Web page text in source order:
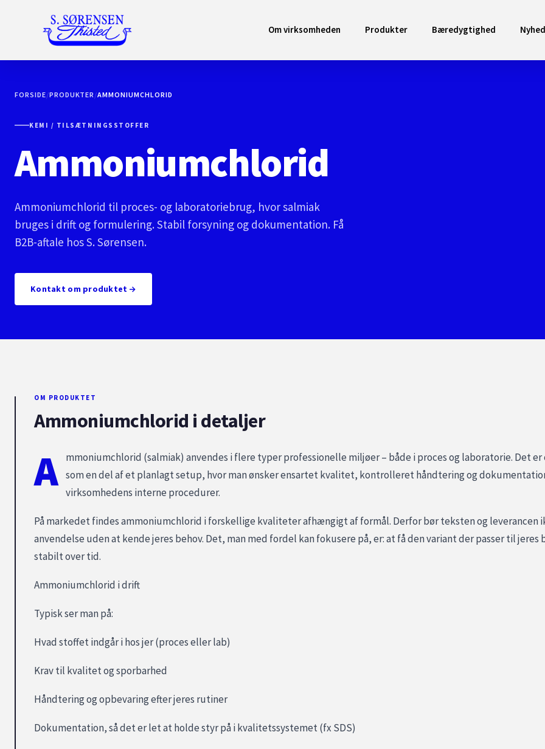
Om virksomheden Produkter Bæredygtighed
FORSIDE/PRODUKTER /AMMONIUMCHLORID
KEMI / TILSÆTNINGSSTOFFER
Ammoniumchlorid
Ammoniumchlorid til proces- og laboratoriebrug, hvor salmiak
bruges i drift og formulering. Stabil forsyning og dokumentation. Få
B2B-aftale hos S. Sørensen.
Kontakt om produktet
OM PRODUKTET
Ammoniumchlorid i detaljer
A mmoniumchlorid (salmiak) anvendes i flere typer professionelle miljøer – både i proces og laboratorie. Det
som en del af et planlagt setup, hvor man ønsker ensartet kvalitet, kontrolleret håndtering og
virksomhedens interne procedurer.
På markedet findes ammoniumchlorid i forskellige kvaliteter afhængigt af formål. Derfor bør teksten og leverancen
anvendelse uden at kende jeres behov. Det, man med fordel kan fokusere på, er: at få den variant der passer til
stabilt over tid.
Ammoniumchlorid i drift
Typisk ser man på:
Hvad stoffet indgår i hos jer (proces eller lab)
Krav til kvalitet og sporbarhed
Håndtering og opbevaring efter jeres rutiner
Dokumentation, så det er let at holde styr på i kvalitetssystemet (fx SDS)